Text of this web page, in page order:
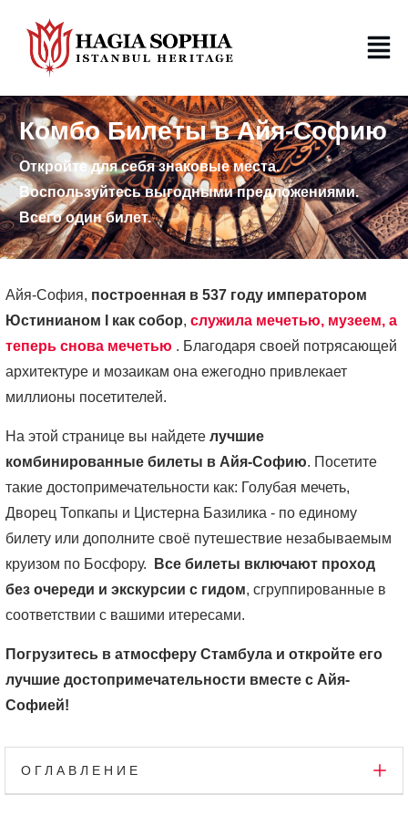
Комбо Билеты в Айя-Софию
Откройте для себя знаковые места.
Воспользуйтесь выгодными предложениями.
Всего один билет.
Айя-София, построенная в 537 году императором
Юстинианом I как собор, служила мечетью, музеем, а
теперь снова мечетью . Благодаря своей потрясающей
архитектуре и мозаикам она ежегодно привлекает
миллионы посетителей.
На этой странице вы найдете лучшие
комбинированные билеты в Айя-Софию. Посетите
такие достопримечательности как: Голубая мечеть,
Дворец Топкапы и Цистерна Базилика - по единому
билету или дополните своё путешествие незабываемым
круизом по Босфору.
Все билеты включают проход
без очереди и экскурсии с гидом, сгруппированные в
соответствии с вашими итересами.
Погрузитесь в атмосферу Стамбула и откройте его
лучшие достопримечательности вместе с Айя-
Софией!
ОГЛАВЛЕНИЕ